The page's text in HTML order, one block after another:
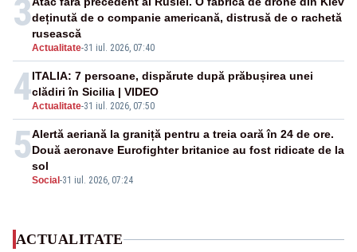
3
Actualitate-31 iul. 2026, 07:40
deținută de o companie americană, distrusă de o rachetă
rusească
4Actualitate-31 iul. 2026, 07:50
ITALIA: 7 persoane, dispărute după prăbușirea unei
clădiri în Sicilia | VIDEO
5
Social -31 iul. 2026, 07:24
Alertă aeriană la graniță pentru a treia oară în 24 de ore.
Două aeronave Eurofighter britanice au fost ridicate de la
sol
ACTUALITATE